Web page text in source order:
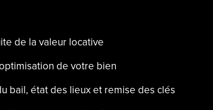
de la valeur locative
de votre bien
bail, état des lieux et remise des clés